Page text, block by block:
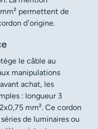
permettent de
d’origine.
le câble au
manipulations
achat, les
: longueur 3
mm². Ce cordon
de luminaires ou